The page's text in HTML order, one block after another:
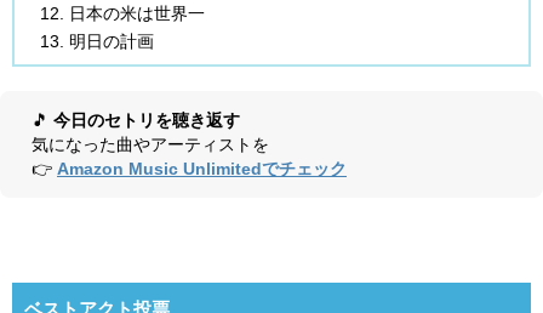
日本の米は世界一
明日の計画
🎵 今日のセトリを聴き返す
気になった曲やアーティストを
👉 Amazon Music Unlimitedでチェック
ベストアクト投票